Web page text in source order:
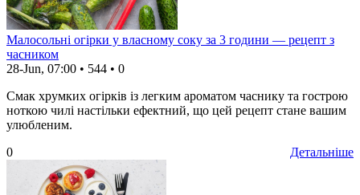
Малосольні огірки у власному соку за 3 години — рецепт з
часником
28-Jun, 07:00 • 544 • 0
Смак хрумких огірків із легким ароматом часнику та гострою
ноткою чилі настільки ефектний, що цей рецепт стане вашим
улюбленим.
Детальніше
0